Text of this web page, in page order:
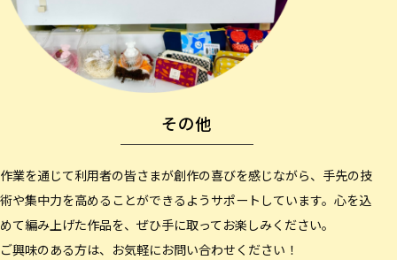
その他
作業を通じて利用者の皆さまが創作の喜びを感じながら、手先の技
術や集中力を高めることができるようサポートしています。心を込
めて編み上げた作品を、ぜひ手に取ってお楽しみください。
ご興味のある方は、お気軽にお問い合わせください！